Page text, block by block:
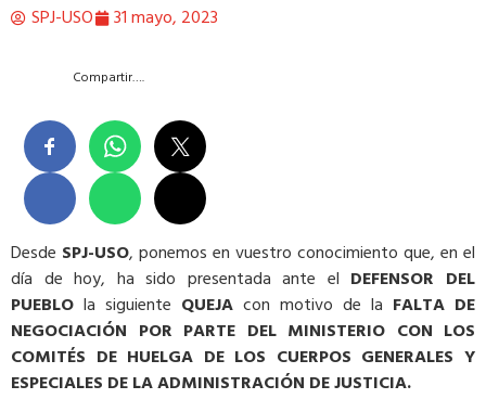
SPJ-USO 31 mayo, 2023
Compartir….
Desde SPJ-USO, ponemos en vuestro conocimiento que, en el
día de hoy, ha sido presentada ante el DEFENSOR DEL
PUEBLO la siguiente QUEJA con motivo de la FALTA DE
NEGOCIACIÓN POR PARTE DEL MINISTERIO CON LOS
COMITÉS DE HUELGA DE LOS CUERPOS GENERALES Y
ESPECIALES DE LA ADMINISTRACIÓN DE JUSTICIA.